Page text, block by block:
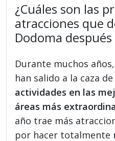
¿Cuáles son las
atracciones que
Dodoma después
Durante muchos
han salido a la caza de
actividades en las
áreas más
año trae más
por hacer totalmente